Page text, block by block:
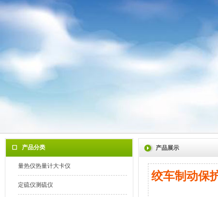
产品分类
量热仪热量计大卡仪
定硫仪测硫仪
产品展示
绞车制动保